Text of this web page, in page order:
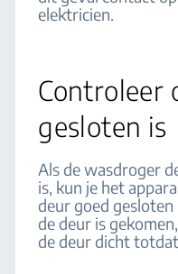
elektricien.
Controleer
gesloten is
Als de wasdroger
is, kun je het
deur goed
de deur is
de deur dicht